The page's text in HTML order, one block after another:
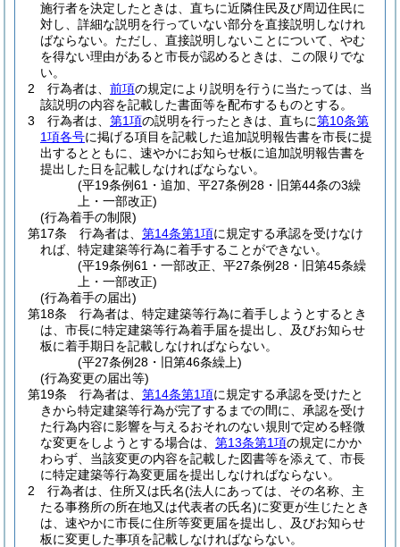
施行者を決定したときは、直ちに近隣住民及び周辺住民に
対し、詳細な説明を行っていない部分を直接説明しなけれ
ばならない。 ただし、直接説明しないことについて、やむ
を得ない理由があると市長が認めるときは、この限りでな
い。
2
行為者は、 前項の規定により説明を行うに当たっては、当
該説明の内容を記載した書面等を配布するものとする。
3
行為者は、 第1項の説明を行ったときは、直ちに第10条第
1項各号に掲げる項目を記載した追加説明報告書を市長に提
出するとともに、速やかにお知らせ板に追加説明報告書を
提出した日を記載しなければならない。
(平19条例61・追加、平27条例28・旧第44条の3繰
上・一部改正)
(行為着手の制限)
第17条
行為者は、 第14条第1項に規定する承認を受けなけ
れば、特定建築等行為に着手することができない。
(平19条例61・一部改正、平27条例28・旧第45条繰
上・一部改正)
(行為着手の届出)
第18条
行為者は、特定建築等行為に着手しようとするとき
は、市長に特定建築等行為着手届を提出し、及びお知らせ
板に着手期日を記載しなければならない。
(平27条例28・旧第46条繰上)
(行為変更の届出等)
第19条
行為者は、 第14条第1項に規定する承認を受けたと
きから特定建築等行為が完了するまでの間に、承認を受け
た行為内容に影響を与えるおそれのない規則で定める軽微
な変更をしようとする場合は、 第13条第1項の規定にかか
わらず、当該変更の内容を記載した図書等を添えて、市長
に特定建築等行為変更届を提出しなければならない。
2
行為者は、住所又は氏名(法人にあっては、その名称、主
たる事務所の所在地又は代表者の氏名)に変更が生じたとき
は、速やかに市長に住所等変更届を提出し、及びお知らせ
板に変更した事項を記載しなければならない。